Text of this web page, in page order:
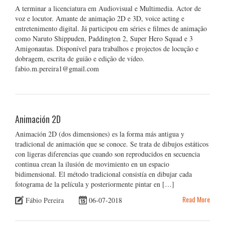
A terminar a licenciatura em Audiovisual e Multimedia. Actor de
voz e locutor. Amante de animação 2D e 3D, voice acting e
entretenimento digital. Já participou em séries e filmes de animação
como Naruto Shippuden, Paddington 2, Super Hero Squad e 3
Amigonautas. Disponível para trabalhos e projectos de locução e
dobragem, escrita de guião e edição de vídeo.
fabio.m.pereira1@gmail.com
Animación 2D
Animación 2D (dos dimensiones) es la forma más antigua y
tradicional de animación que se conoce. Se trata de dibujos estáticos
con ligeras diferencias que cuando son reproducidos en secuencia
continua crean la ilusión de movimiento en un espacio
bidimensional. El método tradicional consistía en dibujar cada
fotograma de la película y posteriormente pintar en […]
Fábio Pereira
06-07-2018 Read More